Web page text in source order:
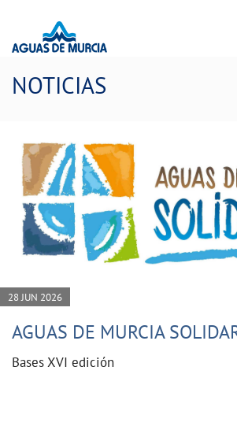
NOTICIAS
28 JUN 2026
AGUAS DE MURCIA
Bases XVI edición